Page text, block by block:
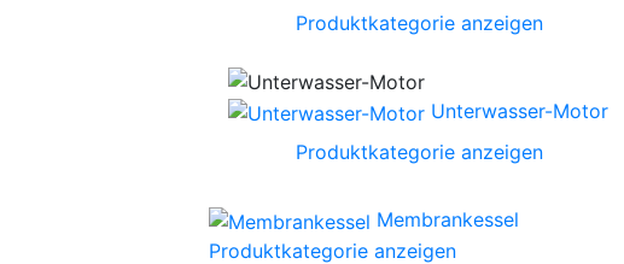
Produktkategorie anzeigen
Unterwasser-Motor
Produktkategorie anzeigen
Membrankessel
Produktkategorie anzeigen